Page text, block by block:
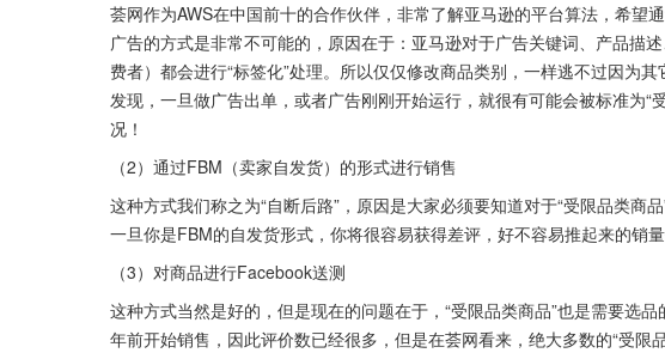
荟网作为AWS在中国前十的合作伙伴，非常了解亚马逊的平台算法，希望
广告的方式是非常不可能的，原因在于：亚马逊对于广告关键词、产品描
费者）都会进行“标签化”处理。所以仅仅修改商品类别，一样逃不过因为
发现，一旦做广告出单，或者广告刚刚开始运行，就很有可能会被标准为“
况！
（2）通过FBM（卖家自发货）的形式进行销售
这种方式我们称之为“自断后路”，原因是大家必须要知道对于“受限品类商
一旦你是FBM的自发货形式，你将很容易获得差评，好不容易推起来的销量
（3）对商品进行Facebook送测
这种方式当然是好的，但是现在的问题在于，“受限品类商品”也是需要选
年前开始销售，因此评价数已经很多，但是在荟网看来，绝大多数的“受限